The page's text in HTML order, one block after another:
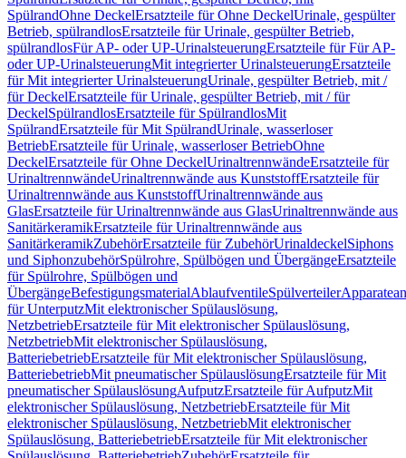
SpülrandOhne DeckelErsatzteile für Ohne DeckelUrinale, gespülter
Betrieb, spülrandlosErsatzteile für Urinale, gespülter Betrieb,
spülrandlosFür AP- oder UP-UrinalsteuerungErsatzteile für Für AP-
oder UP-UrinalsteuerungMit integrierter UrinalsteuerungErsatzteile
für Mit integrierter UrinalsteuerungUrinale, gespülter Betrieb, mit /
für DeckelErsatzteile für Urinale, gespülter Betrieb, mit / für
DeckelSpülrandlosErsatzteile für SpülrandlosMit
SpülrandErsatzteile für Mit SpülrandUrinale, wasserloser
BetriebErsatzteile für Urinale, wasserloser BetriebOhne
DeckelErsatzteile für Ohne DeckelUrinaltrennwändeErsatzteile für
UrinaltrennwändeUrinaltrennwände aus KunststoffErsatzteile für
Urinaltrennwände aus KunststoffUrinaltrennwände aus
GlasErsatzteile für Urinaltrennwände aus GlasUrinaltrennwände aus
SanitärkeramikErsatzteile für Urinaltrennwände aus
SanitärkeramikZubehörErsatzteile für ZubehörUrinaldeckelSiphons
und SiphonzubehörSpülrohre, Spülbögen und ÜbergängeErsatzteile
für Spülrohre, Spülbögen und
ÜbergängeBefestigungsmaterialAblaufventileSpülverteiler
für UnterputzMit elektronischer Spülauslösung,
NetzbetriebErsatzteile für Mit elektronischer Spülauslösung,
NetzbetriebMit elektronischer Spülauslösung,
BatteriebetriebErsatzteile für Mit elektronischer Spülauslösung,
BatteriebetriebMit pneumatischer SpülauslösungErsatzteile für Mit
pneumatischer SpülauslösungAufputzErsatzteile für AufputzMit
elektronischer Spülauslösung, NetzbetriebErsatzteile für Mit
elektronischer Spülauslösung, NetzbetriebMit elektronischer
Spülauslösung, BatteriebetriebErsatzteile für Mit elektronischer